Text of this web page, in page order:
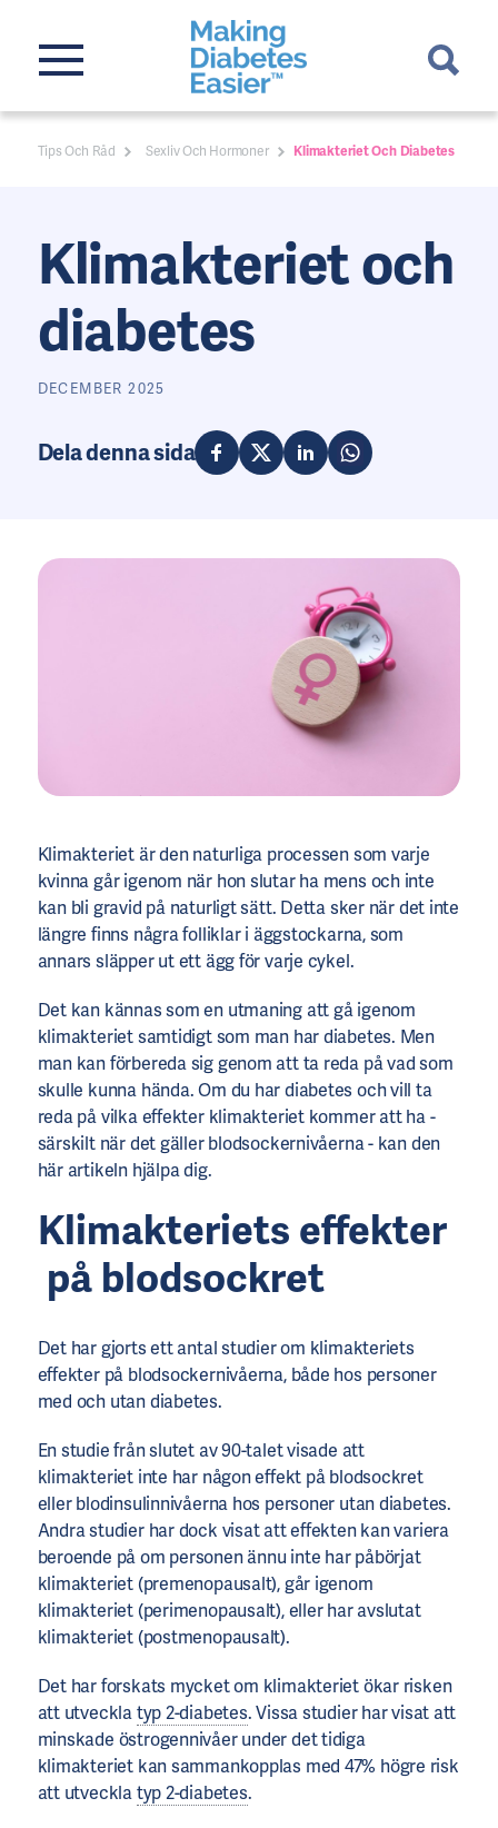
Tips Och Råd Sexliv Och Hormoner Klimakteriet Och Diabetes
Klimakteriet och
diabetes
DECEMBER 2025
Dela denna sida
Klimakteriet är den naturliga processen som varje
kvinna går igenom när hon slutar ha mens och inte
kan bli gravid på naturligt sätt. Detta sker när det inte
längre finns några folliklar i äggstockarna, som
annars släpper ut ett ägg för varje cykel.
Det kan kännas som en utmaning att gå igenom
klimakteriet samtidigt som man har diabetes. Men
man kan förbereda sig genom att ta reda på vad som
skulle kunna hända. Om du har diabetes och vill ta
reda på vilka effekter klimakteriet kommer att ha -
särskilt när det gäller blodsockernivåerna - kan den
här artikeln hjälpa dig.
Klimakteriets effekter
på blodsockret
Det har gjorts ett antal studier om klimakteriets
effekter på blodsockernivåerna, både hos personer
med och utan diabetes.
En studie från slutet av 90-talet visade att
klimakteriet inte har någon effekt på blodsockret
eller blodinsulinnivåerna hos personer utan diabetes.
Andra studier har dock visat att effekten kan variera
beroende på om personen ännu inte har påbörjat
klimakteriet (premenopausalt), går igenom
klimakteriet (perimenopausalt), eller har avslutat
klimakteriet (postmenopausalt).
Det har forskats mycket om klimakteriet ökar risken
att utvecklatyp 2-diabetes. Vissa studier har visat att
minskade östrogennivåer under det tidiga
klimakteriet kan sammankopplas med 47% högre risk
att utvecklatyp 2-diabetes.